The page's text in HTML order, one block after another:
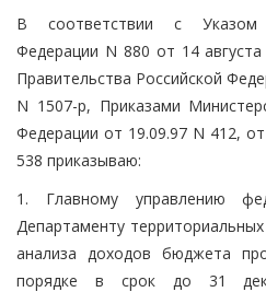
В соответствии с Указом
Федерации N 880 от 14
Правительства Российской
N 1507-р, Приказами
Федерации от 19.09.97 N 412,
538 приказываю:
1. Главному управлению
Департаменту
анализа доходов бюджета
порядке в срок до 31